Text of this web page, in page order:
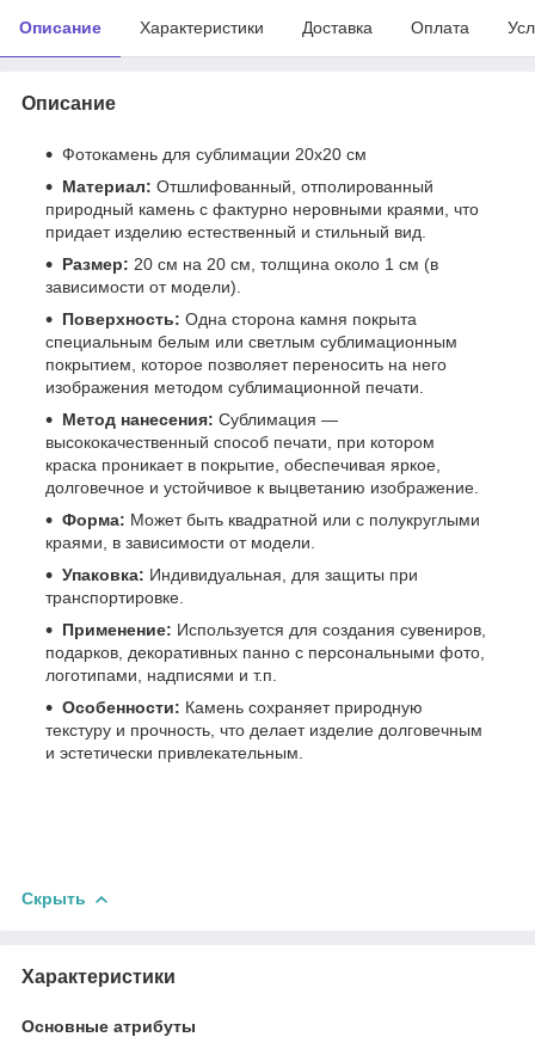
Описание Характеристики Доставка Оплата
Описание
Фотокамень для сублимации 20x20 см
Материал: Отшлифованный, отполированный
природный камень с фактурно неровными краями, что
придает изделию естественный и стильный вид.
Размер: 20 см на 20 см, толщина около 1 см (в
зависимости от модели).
Поверхность: Одна сторона камня покрыта
специальным белым или светлым сублимационным
покрытием, которое позволяет переносить на него
изображения методом сублимационной печати.
Метод нанесения: Сублимация —
высококачественный способ печати, при котором
краска проникает в покрытие, обеспечивая яркое,
долговечное и устойчивое к выцветанию изображение.
Форма: Может быть квадратной или с полукруглыми
краями, в зависимости от модели.
Упаковка: Индивидуальная, для защиты при
транспортировке.
Применение: Используется для создания сувениров,
подарков, декоративных панно с персональными фото,
логотипами, надписями и т.п.
Особенности: Камень сохраняет природную
текстуру и прочность, что делает изделие долговечным
и эстетически привлекательным.
Скрыть
Характеристики
Основные атрибуты